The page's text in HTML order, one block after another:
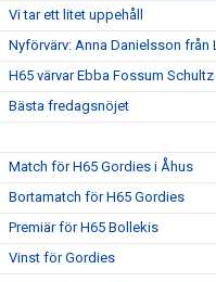
Vi tar ett litet uppehåll
Nyförvärv: Anna Danielsson från
H65 värvar Ebba Fossum Schultz
Bästa fredagsnöjet
Match för H65 Gordies i Åhus
Bortamatch för H65 Gordies
Premiär för H65 Bollekis
Vinst för Gordies